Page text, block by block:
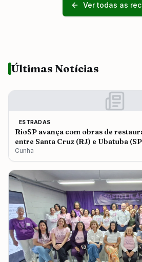
Ver todas as
Últimas Notícias
ESTRADAS
RioSP avança com obras de
entre Santa Cruz (RJ) e Ubatuba
Cunha